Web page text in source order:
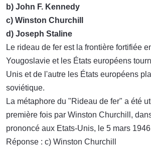
b) John F. Kennedy
c) Winston Churchill
d) Joseph Staline
Le rideau de fer est la frontière fortifiée
Yougoslavie et les États européens
Unis et de l'autre les États européens
soviétique.
La métaphore du "Rideau de fer" a été
première fois par Winston Churchill,
prononcé aux Etats-Unis, le 5 mars
Réponse : c) Winston Churchill